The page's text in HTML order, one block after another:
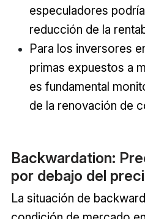
especuladores
reducción de la
Para los inversores
primas expuestos a
es fundamental
de la renovación de
Backwardation:
por debajo del
La situación de